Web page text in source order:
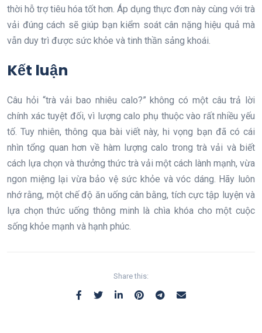
thời hỗ trợ tiêu hóa tốt hơn. Áp dụng thực đơn này cùng với trà
vải đúng cách sẽ giúp bạn kiểm soát cân nặng hiệu quả mà
vẫn duy trì được sức khỏe và tinh thần sảng khoái.
Kết luận
Câu hỏi “trà vải bao nhiêu calo?” không có một câu trả lời
chính xác tuyệt đối, vì lượng calo phụ thuộc vào rất nhiều yếu
tố. Tuy nhiên, thông qua bài viết này, hi vọng bạn đã có cái
nhìn tổng quan hơn về hàm lượng calo trong trà vải và biết
cách lựa chọn và thưởng thức trà vải một cách lành mạnh, vừa
ngon miệng lại vừa bảo vệ sức khỏe và vóc dáng. Hãy luôn
nhớ rằng, một chế độ ăn uống cân bằng, tích cực tập luyện và
lựa chọn thức uống thông minh là chìa khóa cho một cuộc
sống khỏe mạnh và hạnh phúc.
Share this: